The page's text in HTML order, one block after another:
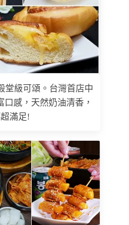
堂級可頌。台灣首店中
感，天然奶油清香，
滿足!